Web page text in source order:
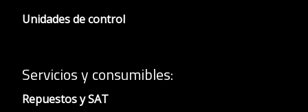
Unidades de control
Servicios y consumibles:
Repuestos y SAT